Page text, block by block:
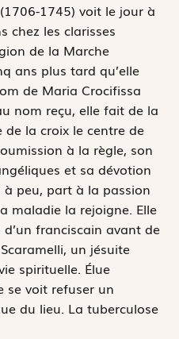
1745) voit le jour à
chez les clarisses
de la Marche
ans plus tard qu’elle
de Maria Crocifissa
nom reçu, elle fait de la
la croix le centre de
à la règle, son
et sa dévotion
à peu, part à la passion
maladie la rejoigne. Elle
franciscain avant de
un jésuite
spirituelle. Élue
se voit refuser un
du lieu. La tuberculose